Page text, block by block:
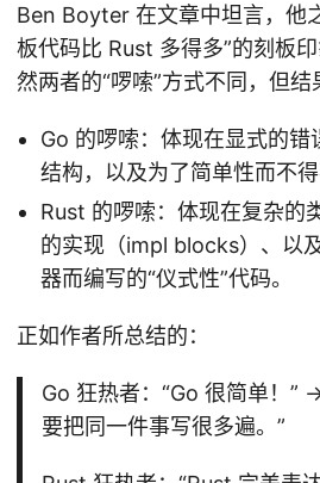
Ben Boyter 在文章中坦言，他
板代码比 Rust 多得多”的刻板
然两者的“啰嗦”方式不同，但结
Go 的啰嗦：体现在显式的错
结构，以及为了简单性而不得
Rust 的啰嗦：体现在复杂的
的实现（impl blocks）、以
器而编写的“仪式性”代码。
正如作者所总结的：
Go 狂热者：“Go 很简单！”
要把同一件事写很多遍。”